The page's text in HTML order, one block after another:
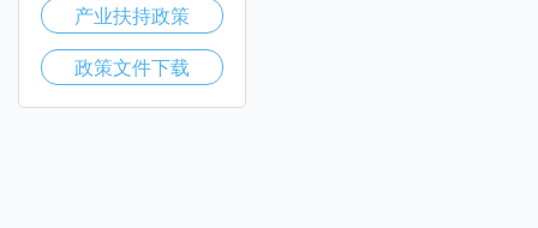
产业扶持政策
政策文件下载